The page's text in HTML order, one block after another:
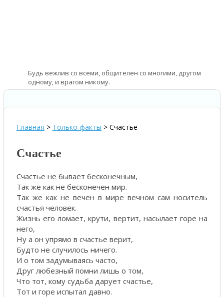
Будь вежлив со всеми, общителен со многими, другом
одному, и врагом никому.
деятель
Главная > Только факты > Счастье
Счастье
Счастье не бывает бесконечным,
Так же как не бесконечен мир.
Так же как не вечен в мире вечном сам носитель
счастья человек.
Жизнь его ломает, крути, вертит, насылает горе на
него,
Ну а он упрямо в счастье верит,
Будто не случилось ничего.
И о том задумываясь часто,
Друг любезный помни лишь о том,
Что тот, кому судьба дарует счастье,
Тот и горе испытал давно.